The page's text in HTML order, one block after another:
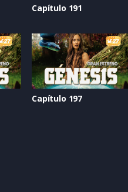
Capítulo 191
Capítulo 197